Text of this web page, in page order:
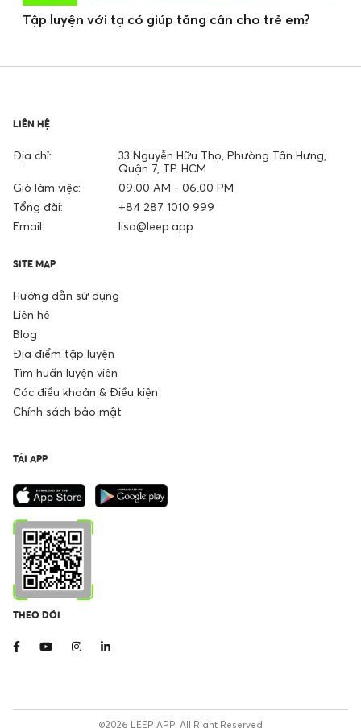
Tập luyện với tạ có giúp tăng cân cho trẻ em?
LIÊN HỆ
Địa chỉ:
33 Nguyễn Hữu Thọ, Phường Tân Hưng,
Quận 7, TP. HCM
Giờ làm việc:
09.00 AM - 06.00 PM
Tổng đài:
+84 287 1010 999
Email:
lisa@leep.app
SITE MAP
Hướng dẫn sử dụng
Liên hệ
Blog
Địa điểm tập luyện
Tìm huấn luyện viên
Các điều khoản & Điều kiện
Chính sách bảo mật
TẢI APP
THEO DÕI
©2026 LEEP APP. All Right Reserved